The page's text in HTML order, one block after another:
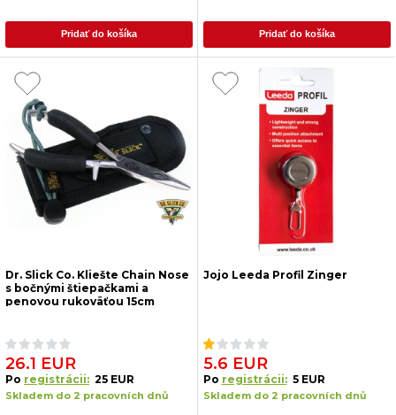
Pridať do košíka Pridať do košíka
Dr. Slick Co. Kliešte Chain Nose
s bočnými štiepačkami a
penovou rukoväťou 15cm
26.1 EUR
Po registrácii: 25 EUR
Skladem do 2 pracovních dnů
Jojo Leeda Profil Zinger
5.6 EUR
Po registrácii: 5 EUR
Skladem do 2 pracovních dnů